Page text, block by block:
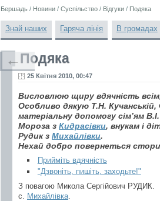
Бершадь / Новини / Суспільство / Відгуки / Подяка
Знай наших Гаряча лінія В громадах
Подяка
25 Квітня 2010, 00:47
Висловлюю щиру вдячність
Особливо дякую Т.Н.
матеріальну допомогу сім’ям
Мороза з Кидрасівки, внукам і
Рудик з Михайлівки.
Нехай добро повернеться
Прийміть вдячність
"Дзвоніть, пишіть, заходьте!"
З повагою Микола Сергійович РУДИК.
с. Михайлівка
←